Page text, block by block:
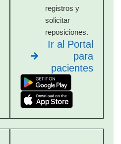
registros y
solicitar
reposiciones.
Ir al Portal
para
pacientes